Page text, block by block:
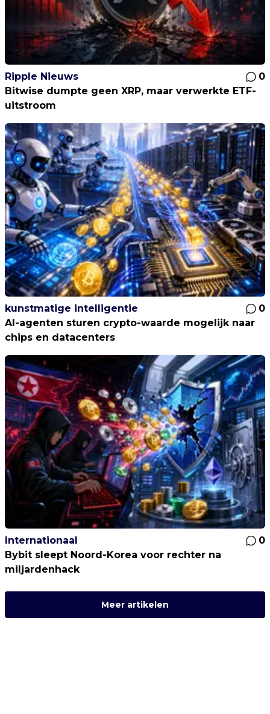
Ripple Nieuws
0
Bitwise dumpte geen XRP, maar verwerkte ETF-
uitstroom
kunstmatige intelligentie
0
AI-agenten sturen crypto-waarde mogelijk naar
chips en datacenters
Internationaal
0
Bybit sleept Noord-Korea voor rechter na
miljardenhack
Meer artikelen